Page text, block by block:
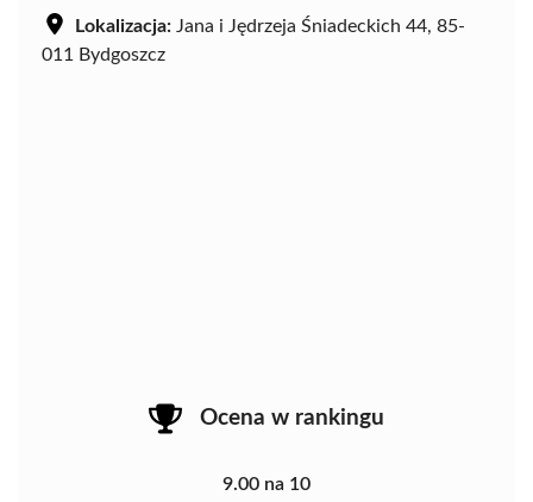
Lokalizacja: Jana i Jędrzeja Śniadeckich 44, 85-
011 Bydgoszcz
Ocena w rankingu
9.00 na 10